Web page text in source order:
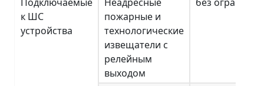
к ШС
устройства
пожарные и
технологические
извещатели с
релейным
выходом